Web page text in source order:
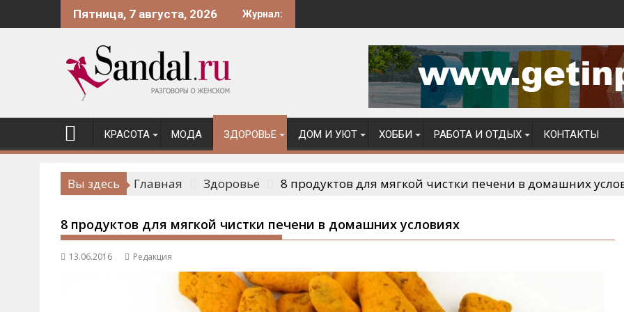
Пятница, 7 августа, 2026 Журнал:
КРАСОТА МОДА ЗДОРОВЬЕ ДОМ И УЮТ ХОББИ РАБОТА И ОТДЫХ КОНТАКТЫ
Вы здесь Главная Здоровье 8 продуктов для мягкой чистки печени в домашних
8 продуктов для мягкой чистки печени в домашних условиях
13.06.2016 Редакция